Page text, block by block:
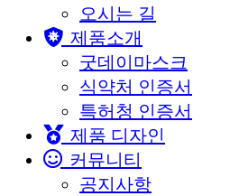
오시는 길
제품소개
굿데이마스크
식약처 인증서
특허청 인증서
제품 디자인
커뮤니티
공지사항